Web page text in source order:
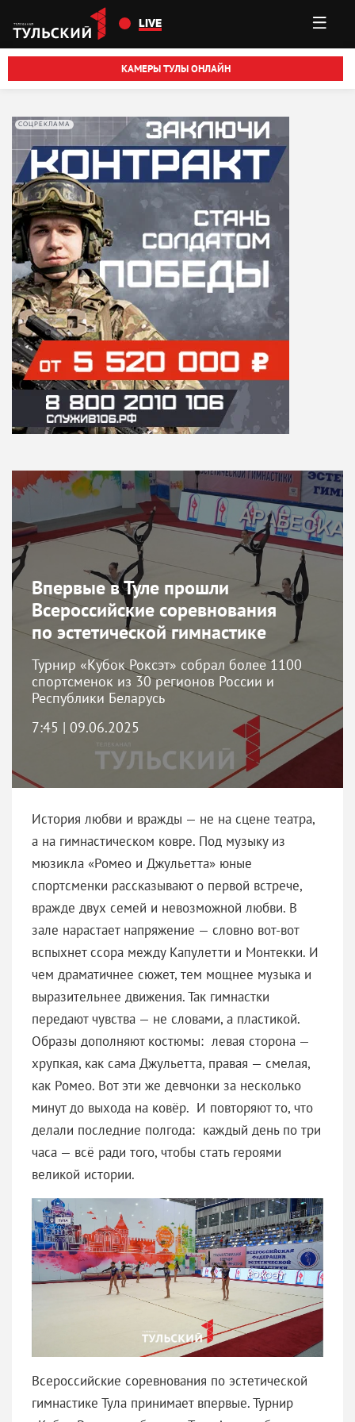
Перейти к основному содержанию
LIVE
КАМЕРЫ ТУЛЫ ОНЛАЙН
СОЦРЕКЛАМА
Впервые в Туле прошли
Всероссийские соревнования
по эстетической гимнастике
Турнир «Кубок Роксэт» собрал более 1100
спортсменок из 30 регионов России и
Республики Беларусь
7:45 | 09.06.2025
История любви и вражды — не на сцене театра,
а на гимнастическом ковре. Под музыку из
мюзикла «Ромео и Джульетта» юные
спортсменки рассказывают о первой встрече,
вражде двух семей и невозможной любви. В
зале нарастает напряжение — словно вот-вот
вспыхнет ссора между Капулетти и Монтекки. И
чем драматичнее сюжет, тем мощнее музыка и
выразительнее движения. Так гимнастки
передают чувства — не словами, а пластикой.
Образы дополняют костюмы: левая сторона —
хрупкая, как сама Джульетта, правая — смелая,
как Ромео. Вот эти же девчонки за несколько
минут до выхода на ковёр. И повторяют то, что
делали последние полгода: каждый день по три
часа — всё ради того, чтобы стать героями
великой истории.
Всероссийские соревнования по эстетической
гимнастике Тула принимает впервые. Турнир